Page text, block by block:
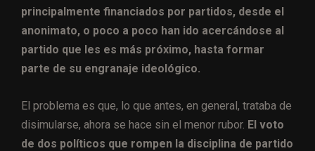
principalmente financiados por partidos, desde el
anonimato, o poco a poco han ido acercándose al
partido que les es más próximo, hasta formar
parte de su engranaje ideológico.
El problema es que, lo que antes, en general, trataba de
disimularse, ahora se hace sin el menor rubor. El voto
de dos políticos que rompen la disciplina de partido